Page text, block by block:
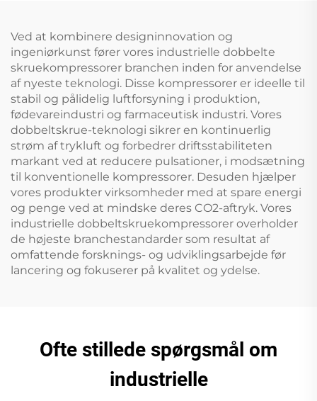
Ved at kombinere designinnovation og
ingeniørkunst fører vores industrielle dobbelte
skruekompressorer branchen inden for anvendelse
af nyeste teknologi. Disse kompressorer er ideelle til
stabil og pålidelig luftforsyning i produktion,
fødevareindustri og farmaceutisk industri. Vores
dobbeltskrue-teknologi sikrer en kontinuerlig
strøm af trykluft og forbedrer driftsstabiliteten
markant ved at reducere pulsationer, i modsætning
til konventionelle kompressorer. Desuden hjælper
vores produkter virksomheder med at spare energi
og penge ved at mindske deres CO2-aftryk. Vores
industrielle dobbeltskruekompressorer overholder
de højeste branchestandarder som resultat af
omfattende forsknings- og udviklingsarbejde før
lancering og fokuserer på kvalitet og ydelse.
Ofte stillede spørgsmål om
industrielle